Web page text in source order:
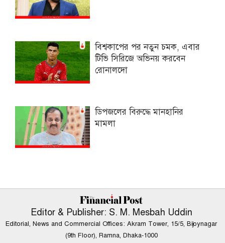
বিশ্বকাপের পর নতুন চমক, এবার
টিভি সিরিজে অভিনয় করবেন
রোনালদো
ডিপজলের বিরুদ্ধে মানহানির
মামলা
Editor & Publisher: S. M. Mesbah Uddin
Editorial, News and Commercial Offices: Akram Tower, 15/5, Bijoynagar
(9th Floor), Ramna, Dhaka-1000